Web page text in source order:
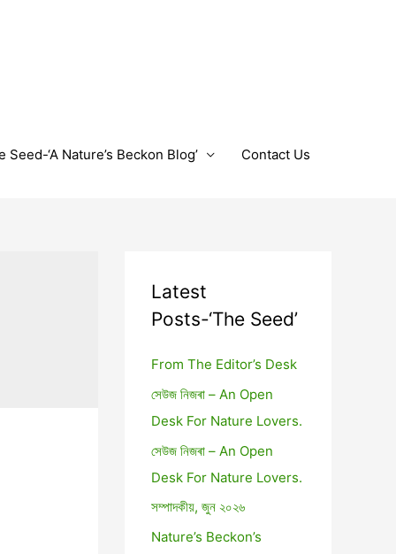
Seed-‘A Nature’s Beckon Blog’ Contact Us
Latest
Posts-‘The Seed’
From The Editor’s Desk
সেউজ নিজৰা – An Open
Desk For Nature Lovers.
সেউজ নিজৰা – An Open
Desk For Nature Lovers.
সম্পাদকীয়, জুন ২০২৬
Nature’s Beckon’s